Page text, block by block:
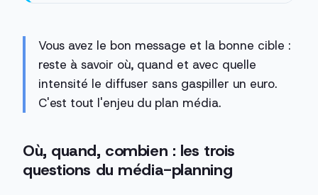
Vous avez le bon message et la bonne cible :
reste à savoir où, quand et avec quelle
intensité le diffuser sans gaspiller un euro.
C'est tout l'enjeu du plan média.
Où, quand, combien : les trois
questions du média-planning